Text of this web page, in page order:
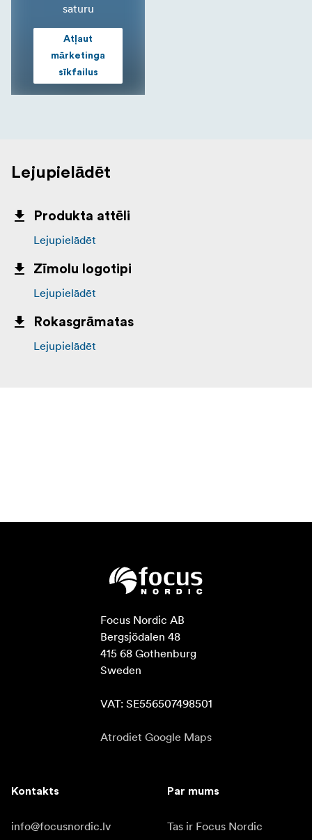
saturu
Atļaut
mārketinga
sīkfailus
Lejupielādēt
Produkta attēli
Lejupielādēt
Zīmolu logotipi
Lejupielādēt
Rokasgrāmatas
Lejupielādēt
Focus Nordic AB
Bergsjödalen 48
415 68 Gothenburg
Sweden
VAT: SE556507498501
Atrodiet Google Maps
Kontakts
info@focusnordic.lv
Par mums
Tas ir Focus Nordic